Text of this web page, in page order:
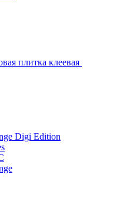
плитка клеевая
Digi Edition